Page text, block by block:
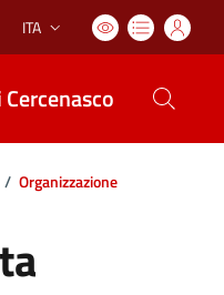
Lingua attiva:
ITA
/ Organizzazione